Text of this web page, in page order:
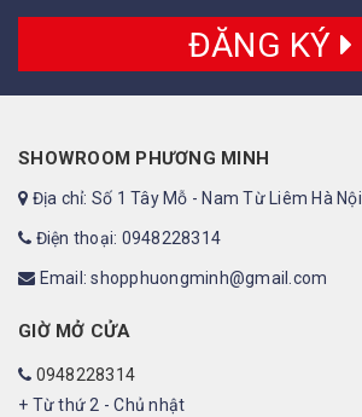
ĐĂNG KÝ
SHOWROOM PHƯƠNG MINH
Địa chỉ: Số 1 Tây Mỗ - Nam Từ Liêm Hà Nội
Điện thoại: 0948228314
Email: shopphuongminh@gmail.com
GIỜ MỞ CỬA
0948228314
+ Từ thứ 2 - Chủ nhật